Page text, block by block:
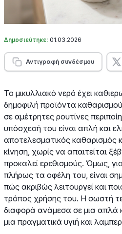
Δημοσιεύτηκε: 01.03.2026
Αντιγραφή συνδέσμου
Το μικυλλιακό νερό έχει
δημοφιλή προϊόντα
σε αμέτρητες ρουτίνες
υπόσχεσή του είναι απλή και
αποτελεσματικός καθαρισμός
κίνηση, χωρίς να απαιτείται
προκαλεί ερεθισμούς. Όμως,
πλήρως τα οφέλη του, είναι
πώς ακριβώς λειτουργεί και
τρόπος χρήσης του. Η σωστή
διαφορά ανάμεσα σε μια απλά
μια πραγματικά υγιή και